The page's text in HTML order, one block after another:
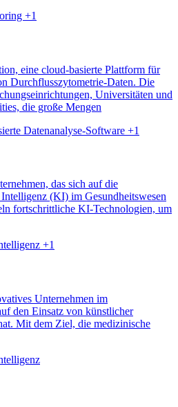
+1
eine cloud-basierte Plattform für
Durchflusszytometrie-Daten. Die
Universitäten und
die große Mengen
Datenanalyse-Software +1
das sich auf die
(KI) im Gesundheitswesen
fortschrittliche KI-Technologien, um
+1
Unternehmen im
den Einsatz von künstlicher
Mit dem Ziel, die medizinische